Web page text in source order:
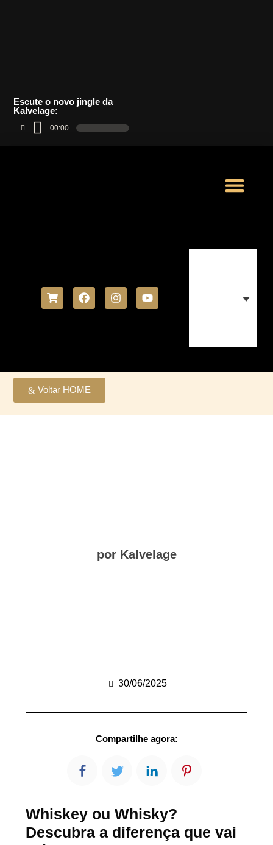
Escute o novo jingle da
Kalvelage:
00:00
Voltar HOME
por Kalvelage
30/06/2025
Compartilhe agora:
Whiskey ou Whisky?
Descubra a diferença que vai